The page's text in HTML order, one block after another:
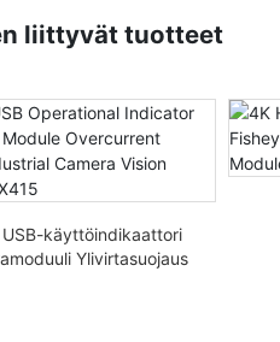
liittyvät tuotteet
käyttöindikaattori
Ylivirtasuojaus